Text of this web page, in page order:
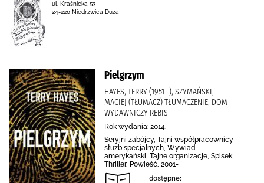
ul. Kraśnicka 53
24-220 Niedrzwica Duża
Pielgrzym
HAYES, TERRY (1951- ), SZYMAŃSKI,
MACIEJ (TŁUMACZ) TŁUMACZENIE, DOM
WYDAWNICZY REBIS
Rok wydania: 2014.
Seryjni zabójcy, Tajni współpracownicy
służb specjalnych, Wywiad
amerykański, Tajne organizacje, Spisek,
Thriller, Powieść, 2001-
dostępne: